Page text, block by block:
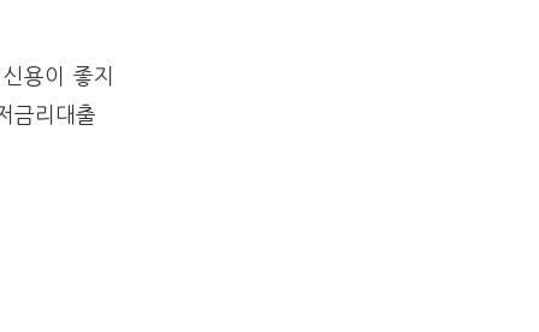
용이 좋지
금리대출